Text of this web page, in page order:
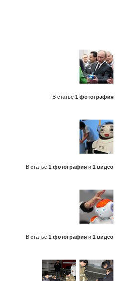
В статье 1 фотография
В статье 1 фотография и 1 видео
В статье 1 фотография и 1 видео